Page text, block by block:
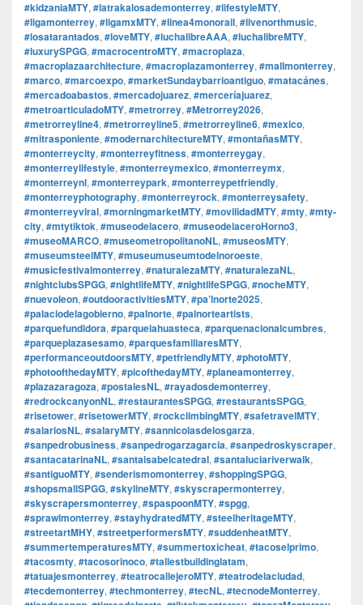
#kidzaniaMTY, #latrakalosademonterrey, #lifestyleMTY,
#ligamonterrey, #ligamxMTY, #linea4monorail, #livenorthmusic,
#losatarantados, #loveMTY, #luchalibreAAA, #luchalibreMTY,
#luxurySPGG, #macrocentroMTY, #macroplaza,
#macroplazaarchitecture, #macroplazamonterrey, #mallmonterrey,
#marco, #marcoexpo, #marketSundaybarrioantiguo, #matacánes,
#mercadoabastos, #mercadojuarez, #merceríajuarez,
#metroarticuladoMTY, #metrorrey, #Metrorrey2026,
#metrorreyline4, #metrorreyline5, #metrorreyline6, #mexico,
#mitrasponiente, #modernarchitectureMTY, #montañasMTY,
#monterreycity, #monterreyfitness, #monterreygay,
#monterreylifestyle, #monterreymexico, #monterreymx,
#monterreynl, #monterreypark, #monterreypetfriendly,
#monterreyphotography, #monterreyrock, #monterreysafety,
#monterreyviral, #morningmarketMTY, #movilidadMTY, #mty, #mty-
city, #mtytiktok, #museodelacero, #museodelaceroHorno3,
#museoMARCO, #museometropolitanoNL, #museosMTY,
#museumsteelMTY, #museumuseumtodelnoroeste,
#musicfestivalmonterrey, #naturalezaMTY, #naturalezaNL,
#nightclubsSPGG, #nightlifeMTY, #nightlifeSPGG, #nocheMTY,
#nuevoleon, #outdooractivitiesMTY, #pa’lnorte2025,
#palaciodelagobierno, #palnorte, #palnorteartists,
#parquefundidora, #parquelahuasteca, #parquenacionalcumbres,
#parqueplazasesamo, #parquesfamiliaresMTY,
#performanceoutdoorsMTY, #petfriendlyMTY, #photoMTY,
#photoofthedayMTY, #picofthedayMTY, #planeamonterrey,
#plazazaragoza, #postalesNL, #rayadosdemonterrey,
#redrockcanyonNL, #restaurantesSPGG, #restaurantsSPGG,
#risetower, #risetowerMTY, #rockclimbingMTY, #safetravelMTY,
#salariosNL, #salaryMTY, #sannicolasdelosgarza,
#sanpedrobusiness, #sanpedrogarzagarcia, #sanpedroskyscraper,
#santacatarinaNL, #santaisabelcatedral, #santaluciariverwalk,
#santiguoMTY, #senderismomonterrey, #shoppingSPGG,
#shopsmallSPGG, #skylineMTY, #skyscrapermonterrey,
#skyscrapersmonterrey, #spaspoonMTY, #spgg,
#sprawlmonterrey, #stayhydratedMTY, #steelheritageMTY,
#streetartMHY, #streetperformersMTY, #suddenheatMTY,
#summertemperaturesMTY, #summertoxicheat, #tacoselprimo,
#tacosmty, #tacosorinoco, #tallestbuildinglatam,
#tatuajesmonterrey, #teatrocallejeroMTY, #teatrodelaciudad,
#tecdemonterrey, #techmonterrey, #tecNL, #tecnodeMonterrey,